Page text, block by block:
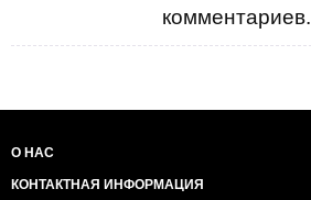
комментариев.
О НАС
КОНТАКТНАЯ ИНФОРМАЦИЯ